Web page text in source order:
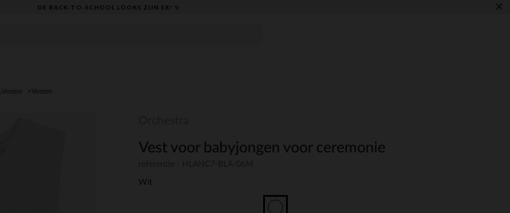
DE BACK-TO-SCHOOL LOOKS ZIJN ER! ✨ ×
Vesten
Vest voor babyjongen voor ceremonie
Wit